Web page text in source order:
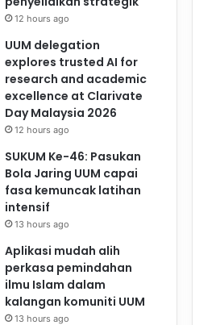
12 hours ago
UUM delegation
explores trusted AI for
research and academic
excellence at Clarivate
Day Malaysia 2026
12 hours ago
SUKUM Ke-46: Pasukan
Bola Jaring UUM capai
fasa kemuncak latihan
intensif
13 hours ago
Aplikasi mudah alih
perkasa pemindahan
ilmu Islam dalam
kalangan komuniti UUM
13 hours ago